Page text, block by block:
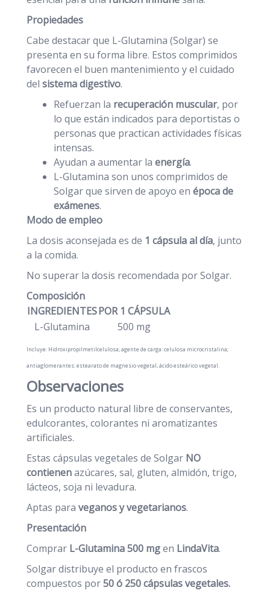
Propiedades
Cabe destacar que L-Glutamina (Solgar) se
presenta en su forma libre. Estos comprimidos
favorecen el buen mantenimiento y el cuidado
del sistema digestivo.
Refuerzan la recuperación muscular, por
lo que están indicados para deportistas o
personas que practican actividades físicas
intensas.
Ayudan a aumentar la energía.
L-Glutamina son unos comprimidos de
Solgar que sirven de apoyo en época de
exámenes.
Modo de empleo
La dosis aconsejada es de 1 cápsula al día, junto
a la comida.
No superar la dosis recomendada por Solgar.
Composición
INGREDIENTESPOR 1 CÁPSULA
L-Glutamina
500 mg
Incluye: Hidroxipropilmetilcelulosa; agente de carga: celulosa microcristalina;
antiaglomerantes: estearato de magnesio vegetal, ácido esteárico vegetal.
Observaciones
Es un producto natural libre de conservantes,
edulcorantes, colorantes ni aromatizantes
artificiales.
Estas cápsulas vegetales de Solgar NO
contienenazúcares, sal, gluten, almidón, trigo,
lácteos, soja ni levadura.
Aptas para veganos y vegetarianos.
Presentación
Comprar L-Glutamina 500 mgen LindaVita.
Solgar distribuye el producto en frascos
compuestos por50 ó 250 cápsulas vegetales.